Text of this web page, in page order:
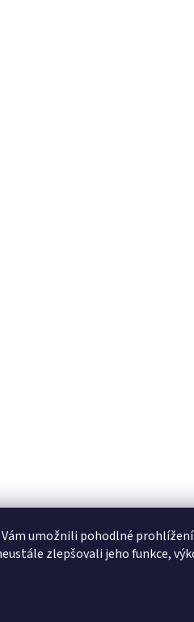
umožnili pohodlné
zlepšovali jeho funkce,